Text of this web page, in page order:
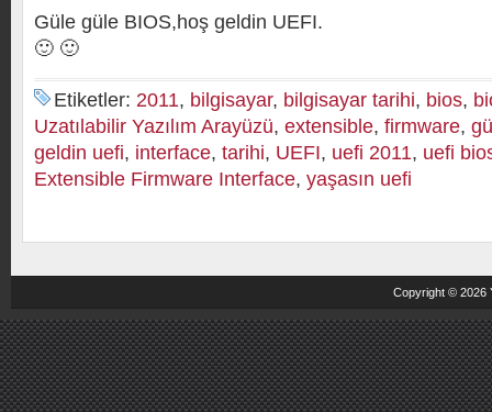
Güle güle BIOS,hoş geldin UEFI.
🙂 🙂
Etiketler: 2011, bilgisayar, bilgisayar tarihi, bios,
Uzatılabilir Yazılım Arayüzü, extensible, firmware,
geldin uefi, interface, tarihi, UEFI, uefi 2011, uefi
Extensible Firmware Interface, yaşasın uefi
Copyright © 2026